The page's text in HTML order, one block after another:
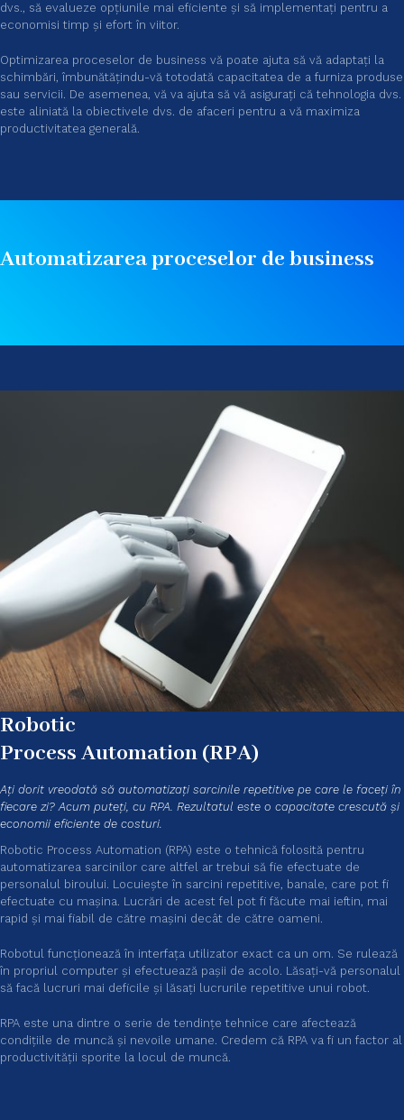
dvs., să evalueze opțiunile mai eficiente și să implementați pentru a
economisi timp și efort în viitor.
Optimizarea proceselor de business vă poate ajuta să vă adaptați la
schimbări, îmbunătățindu-vă totodată capacitatea de a furniza produse
sau servicii. De asemenea, vă va ajuta să vă asigurați că tehnologia dvs.
este aliniată la obiectivele dvs. de afaceri pentru a vă maximiza
productivitatea generală.
Automatizarea proceselor de business
Robotic
Process Automation (RPA)
Ați dorit vreodată să automatizați sarcinile repetitive pe care le faceți în
fiecare zi? Acum puteți, cu RPA. Rezultatul este o capacitate crescută și
economii eficiente de costuri.
Robotic Process Automation (RPA) este o tehnică folosită pentru
automatizarea sarcinilor care altfel ar trebui să fie efectuate de
personalul biroului. Locuiește în sarcini repetitive, banale, care pot fi
efectuate cu mașina. Lucrări de acest fel pot fi făcute mai ieftin, mai
rapid și mai fiabil de către mașini decât de către oameni.
Robotul funcționează în interfața utilizator exact ca un om. Se rulează
în propriul computer și efectuează pașii de acolo. Lăsați-vă personalul
să facă lucruri mai deficile și lăsați lucrurile repetitive unui robot.
RPA este una dintre o serie de tendințe tehnice care afectează
condițiile de muncă și nevoile umane. Credem că RPA va fi un factor al
productivității sporite la locul de muncă.